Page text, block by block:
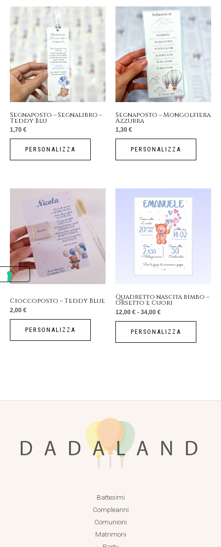
Segnaposto – Segnalibro –
Teddy Blu
1,70 €
PERSONALIZZA
Segnaposto – Mongolfiera
Azzurra
1,30 €
PERSONALIZZA
Cioccoposto – Teddy Blue
2,00 €
PERSONALIZZA
Quadretto nascita bimbo –
Orsetto e Cuori
12,00 € - 34,00 €
Fascia
prezzo:
da
12,00 €
34,00 €
PERSONALIZZA
del
Battesimi
Compleanni
Comunioni
Matrimoni